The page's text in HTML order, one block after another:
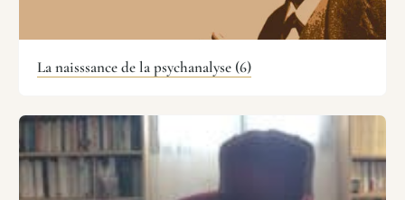
La naisssance de la psychanalyse (6)